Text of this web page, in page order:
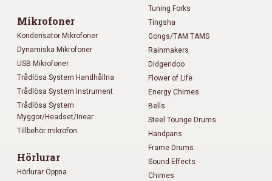
Mikrofoner
Kondensator Mikrofoner
Dynamiska Mikrofoner
USB Mikrofoner
Trådlösa System Handhållna
Trådlösa System Instrument
Trådlösa System
Myggor/Headset/Inear
Tillbehör mikrofon
Hörlurar
Hörlurar Öppna
Tuning Forks
Tingsha
Gongs/TAM TAMS
Rainmakers
Didgeridoo
Flower of Life
Energy Chimes
Bells
Steel Tounge Drums
Handpans
Frame Drums
Sound Effects
Chimes